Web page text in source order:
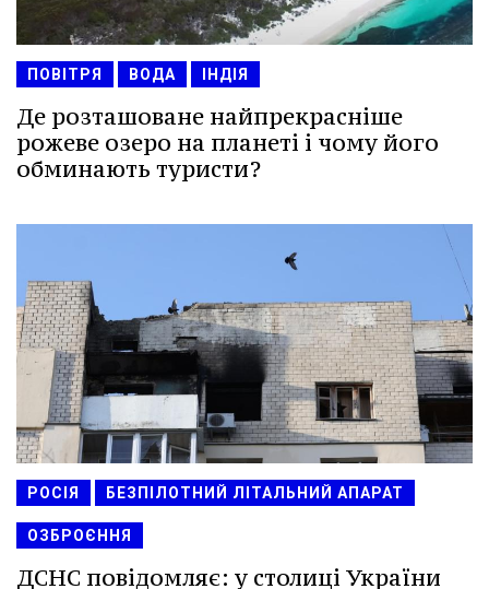
ПОВІТРЯ ВОДА ІНДІЯ
Де розташоване найпрекрасніше
рожеве озеро на планеті і чому його
обминають туристи?
РОСІЯ БЕЗПІЛОТНИЙ ЛІТАЛЬНИЙ АПАРАТ
ОЗБРОЄННЯ
ДСНС повідомляє: у столиці України